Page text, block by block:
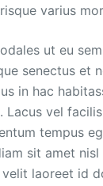
varius
ut eu
senectus et
in hac
Lacus vel
tempus
sit amet
laoreet id